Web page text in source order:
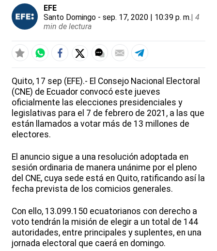
EFE
Santo Domingo - sep. 17, 2020 | 10:39 p. m.| 4
min de lectura
Quito, 17 sep (EFE).- El Consejo Nacional Electoral
(CNE) de Ecuador convocó este jueves
oficialmente las elecciones presidenciales y
legislativas para el 7 de febrero de 2021, a las que
están llamados a votar más de 13 millones de
electores.
El anuncio sigue a una resolución adoptada en
sesión ordinaria de manera unánime por el pleno
del CNE, cuya sede está en Quito, ratificando así la
fecha prevista de los comicios generales.
Con ello, 13.099.150 ecuatorianos con derecho a
voto tendrán la misión de elegir a un total de 144
autoridades, entre principales y suplentes, en una
jornada electoral que caerá en domingo.